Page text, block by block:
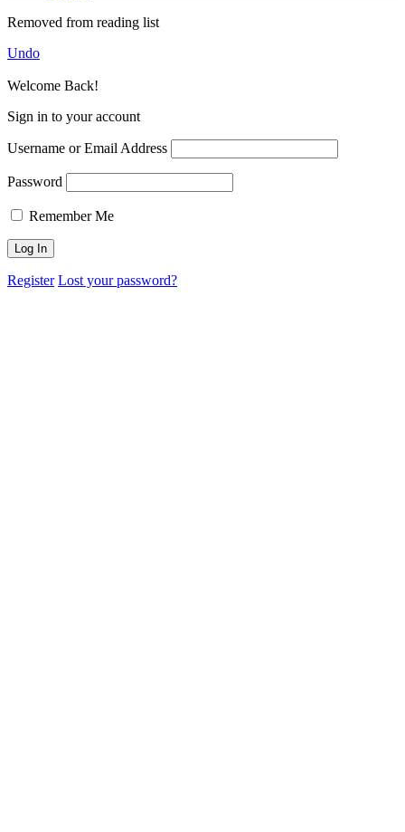
Removed from reading list
Undo
Welcome Back!
Sign in to your account
Username or Email Address
Password
Remember Me
Register Lost your password?